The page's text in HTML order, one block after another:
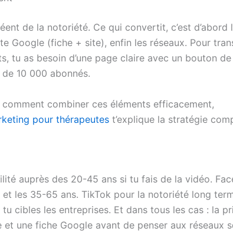
de la notoriété. Ce qui convertit, c’est d’abord
Google (fiche + site), enfin les réseaux. Pour
tu as besoin d’une page claire avec un bouton
10 000 abonnés.
combiner ces éléments efficacement,
pour thérapeutes t’explique la stratégie
auprès des 20-45 ans si tu fais de la vidéo.
les 35-65 ans. TikTok pour la notoriété long
tu cibles les entreprises. Et dans tous les cas : la
et une fiche Google avant de penser aux réseaux